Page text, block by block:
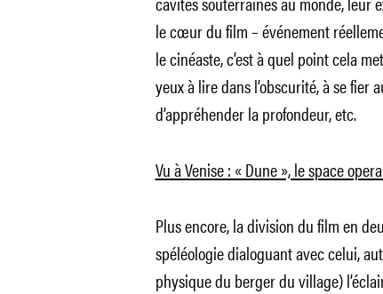
le cœur du film – événement
le cinéaste, c’est à quel point cela
yeux à lire dans l’obscurité, à se fier
d’appréhender la profondeur, etc.
Vu à Venise : « Dune », le space
Plus encore, la division du film en
spéléologie dialoguant avec celui,
physique du berger du village)